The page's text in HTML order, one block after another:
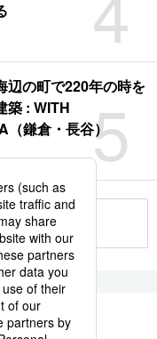
5
辺の町で220年の時を
築 : WITH
（鎌倉・長谷）